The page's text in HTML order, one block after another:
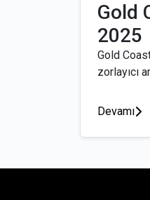
Gold
2025
Gold
zorlayıcı
Devamı